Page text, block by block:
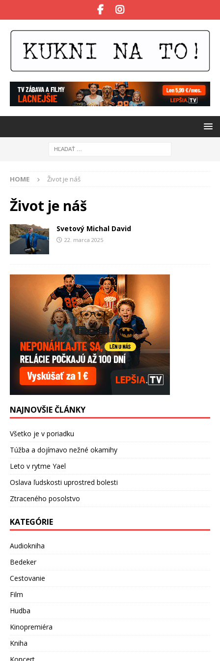
HOME Život je náš
Život je náš
Svetový Michal David
22. marca 2025
NAJNOVŠIE ČLÁNKY
Všetko je v poriadku
Túžba a dojímavo nežné okamihy
Leto v rytme Yael
Oslava ľudskosti uprostred bolesti
Ztraceného posolstvo
KATEGÓRIE
Audiokniha
Bedeker
Cestovanie
Film
Hudba
Kinopremiéra
Kniha
Koncert